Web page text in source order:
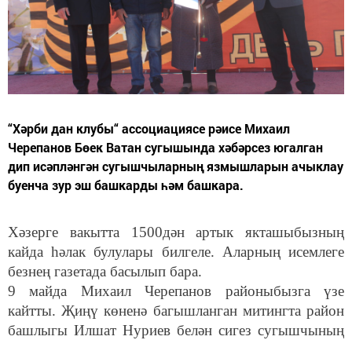
“Хәрби дан клубы“ ассоциациясе рәисе Михаил
Черепанов Бөек Ватан сугышында хәбәрсез югалган
дип исәпләнгән сугышчыларның язмышларын ачыклау
буенча зур эш башкарды һәм башкара.
Хәзерге вакытта 1500дән артык якташыбызның
кайда һәлак булулары билгеле. Аларның исемлеге
безнең газетада басылып бара.
9 майда Михаил Черепанов районыбызга үзе
кайтты. Җиңү көненә багышланган митингта район
башлыгы Илшат Нуриев белән сигез сугышчының